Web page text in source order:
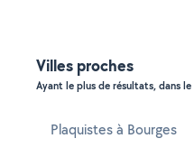
Villes proches
Ayant le plus de résultats, dans
Plaquistes à Bourges